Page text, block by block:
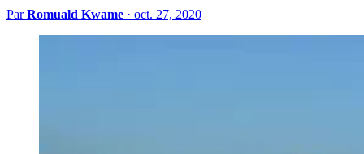
ParRomuald Kwame · oct. 27, 2020